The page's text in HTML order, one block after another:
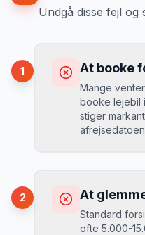
Undgå disse fejl
1 At booke
Mange
booke lejebil
stiger
Du betaler
biler er
2 At
Standard
ofte 5.000-